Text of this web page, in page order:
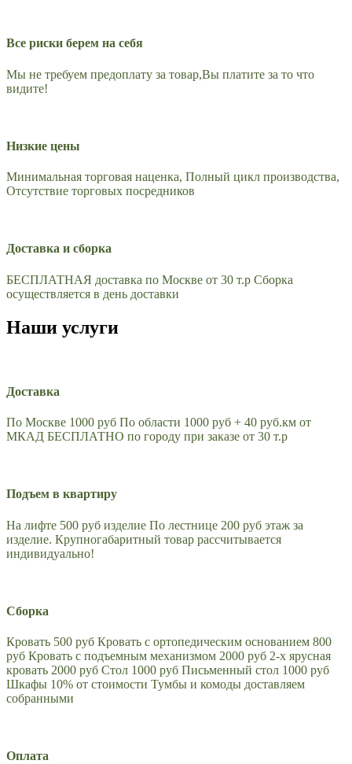
Все риски берем на себя
Мы не требуем предоплату за товар,Вы платите за то что
видите!
Низкие цены
Минимальная торговая наценка, Полный цикл производства,
Отсутствие торговых посредников
Доставка и сборка
БЕСПЛАТНАЯ доставка по Москве от 30 т.р Сборка
осуществляется в день доставки
Наши услуги
Доставка
По Москве 1000 руб По области 1000 руб + 40 руб.км от
МКАД БЕСПЛАТНО по городу при заказе от 30 т.р
Подъем в квартиру
На лифте 500 руб изделие По лестнице 200 руб этаж за
изделие. Крупногабаритный товар рассчитывается
индивидуально!
Сборка
Кровать 500 руб Кровать с ортопедическим основанием 800
руб Кровать с подъемным механизмом 2000 руб 2-х ярусная
кровать 2000 руб Стол 1000 руб Письменный стол 1000 руб
Шкафы 10% от стоимости Тумбы и комоды доставляем
собранными
Оплата